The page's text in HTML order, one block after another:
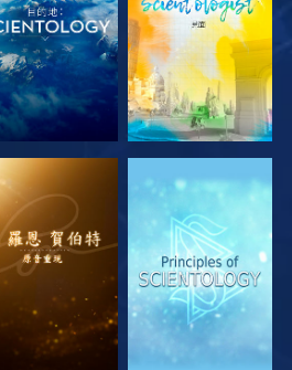
探索系列節目 探索系列節目